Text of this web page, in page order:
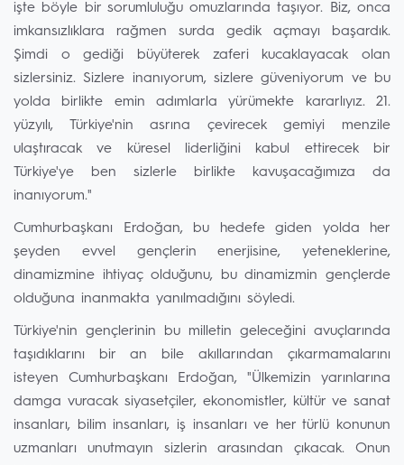
işte böyle bir sorumluluğu omuzlarında taşıyor. Biz, onca
imkansızlıklara rağmen surda gedik açmayı başardık.
Şimdi o gediği büyüterek zaferi kucaklayacak olan
sizlersiniz. Sizlere inanıyorum, sizlere güveniyorum ve bu
yolda birlikte emin adımlarla yürümekte kararlıyız. 21.
yüzyılı, Türkiye'nin asrına çevirecek gemiyi menzile
ulaştıracak ve küresel liderliğini kabul ettirecek bir
Türkiye'ye ben sizlerle birlikte kavuşacağımıza da
inanıyorum."
Cumhurbaşkanı Erdoğan, bu hedefe giden yolda her
şeyden evvel gençlerin enerjisine, yeteneklerine,
dinamizmine ihtiyaç olduğunu, bu dinamizmin gençlerde
olduğuna inanmakta yanılmadığını söyledi.
Türkiye'nin gençlerinin bu milletin geleceğini avuçlarında
taşıdıklarını bir an bile akıllarından çıkarmamalarını
isteyen Cumhurbaşkanı Erdoğan, "Ülkemizin yarınlarına
damga vuracak siyasetçiler, ekonomistler, kültür ve sanat
insanları, bilim insanları, iş insanları ve her türlü konunun
uzmanları unutmayın sizlerin arasından çıkacak. Onun